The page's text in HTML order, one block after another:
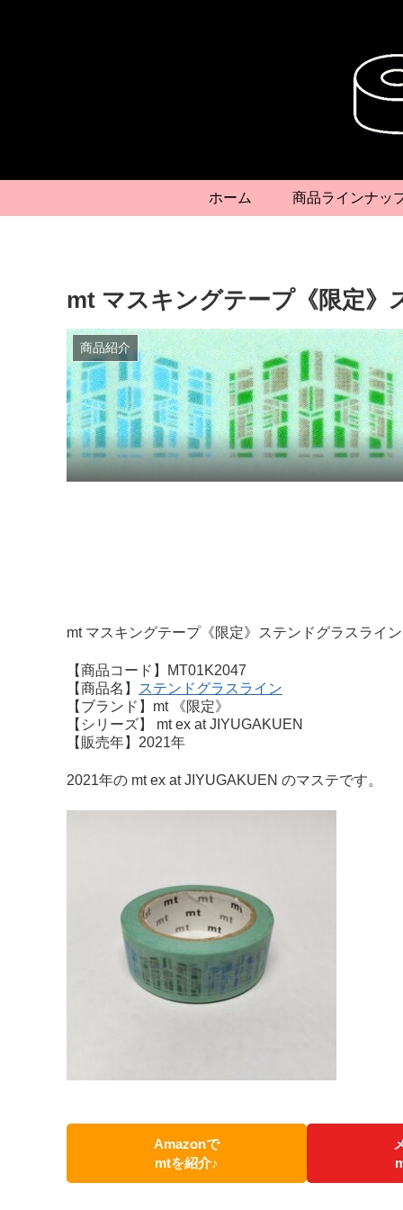
ホーム 商品ラインナッ
mt マスキングテープ《限定》
商品紹介
mt マスキングテープ《限定》ステンドグラスライ
【商品コード】MT01K2047
【商品名】
ステンドグラスライン
【ブランド】mt 《限定》
【シリーズ】 mt ex at JIYUGAKUEN
【販売年】2021年
2021年の mt ex at JIYUGAKUEN のマステです。
Amazonで
mtを紹介♪